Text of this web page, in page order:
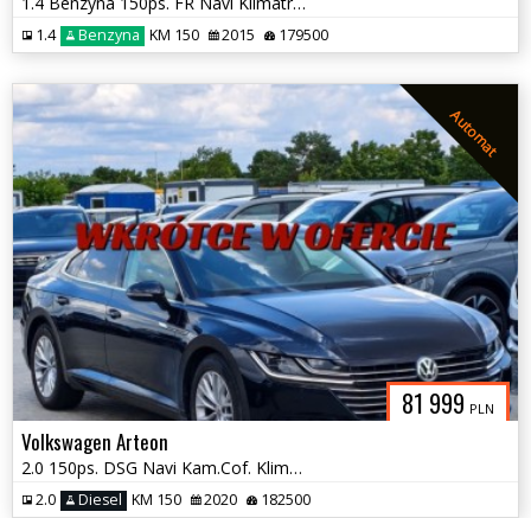
1.4 Benzyna KM 150 2015 179500
81 999 PLN
Automat
Volkswagen Arteon
2.0 150ps. DSG Navi Kam.Cof. KlimatronicDwustref. Grzane Fotele 2020
2.0 Diesel KM 150 2020 182500